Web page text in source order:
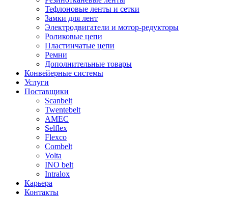
Тефлоновые ленты и сетки
Замки для лент
Электродвигатели и мотор-редукторы
Роликовые цепи
Пластинчатые цепи
Ремни
Дополнительные товары
Конвейерные системы
Услуги
Поставщики
Scanbelt
Twentebelt
АMEC
Selflex
Flexco
Combelt
Volta
INO belt
Intralox
Карьера
Контакты